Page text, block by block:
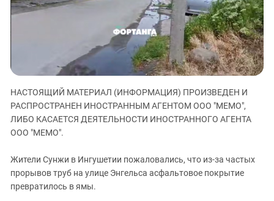
ЗАСТАВЛЯЕТ
КАВКАЗ ЗА ПАЛЕСТИНУ
ИНАКОМЫСЛИЕ В ЧЕЧНЕ
ПРЕСЛЕДОВАНИЕ АКТИВИСТОВ
МОБИЛИЗАЦИЯ И ПРОТЕСТЫ
Дагестан
Кабардино-Балкария
Калмыкия
Карачаево-Черкесия
Краснодарский край
Нагорный Карабах
Ростовская область
Северная Осетия - Алания
НАСТОЯЩИЙ МАТЕРИАЛ (ИНФОРМАЦИЯ) ПРОИЗВЕДЕН И
РАСПРОСТРАНЕН ИНОСТРАННЫМ АГЕНТОМ ООО "МЕМО",
ЛИБО КАСАЕТСЯ ДЕЯТЕЛЬНОСТИ ИНОСТРАННОГО АГЕНТА
ООО "МЕМО".
Жители Сунжи в Ингушетии пожаловались, что из-за частых
прорывов труб на улице Энгельса асфальтовое покрытие
превратилось в ямы.